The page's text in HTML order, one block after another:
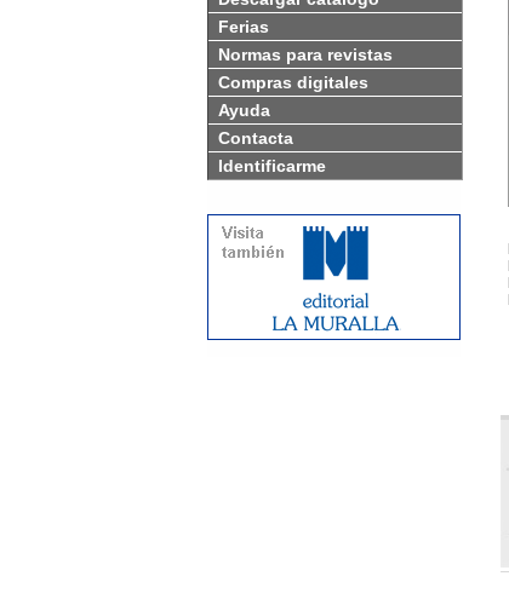
Ferias
Normas para revistas
Compras digitales
Ayuda
Contacta
Identificarme